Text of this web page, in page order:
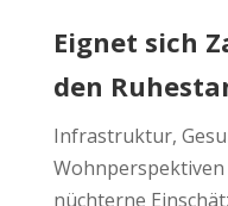
Eignet sich
den
Infrastruktur,
nüchterne